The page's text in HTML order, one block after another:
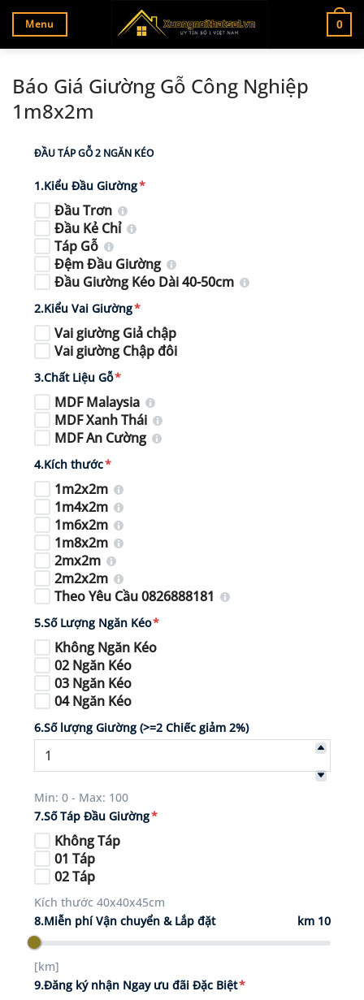
Bỏ
qua
nội
dung
Menu 0
Báo Giá Giường Gỗ Công Nghiệp
1m8x2m
ĐẦU TÁP GỖ 2 NGĂN KÉO
1.Kiểu Đầu Giường*
Đầu Trơn
Đầu Kẻ Chỉ
Táp Gỗ
Đệm Đầu Giường
Đầu Giường Kéo Dài 40-50cm
2.Kiểu Vai Giường*
Vai giường Giả chập
Vai giường Chập đôi
3.Chất Liệu Gỗ*
MDF Malaysia
MDF Xanh Thái
MDF An Cường
4.Kích thước*
1m2x2m
1m4x2m
1m6x2m
1m8x2m
2mx2m
2m2x2m
Theo Yêu Cầu 0826888181
5.Số Lượng Ngăn Kéo*
Không Ngăn Kéo
02 Ngăn Kéo
03 Ngăn Kéo
04 Ngăn Kéo
6.Số lượng Giường (>=2 Chiếc giảm 2%)
Min: 0 - Max: 100
7.Số Táp Đầu Giường*
Không Táp
01 Táp
02 Táp
Kích thước 40x40x45cm
8.Miễn phí Vận chuyển & Lắp đặt
km 10
[km]
9.Đăng ký nhận Ngay ưu đãi Đặc Biệt*